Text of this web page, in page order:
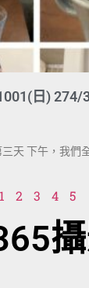
日) 274/
天 下午，我們
1 2 3 4 5